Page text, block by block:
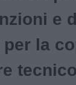
e
per la